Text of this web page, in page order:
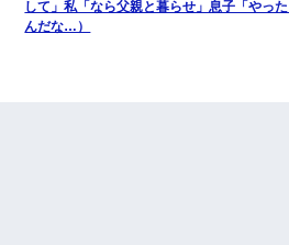
して」私「なら父親と暮らせ」息子「やっ
んだな…）